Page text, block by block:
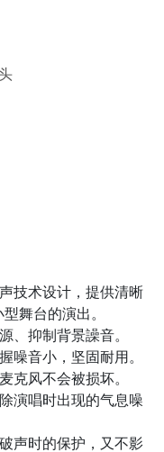
技术设计，提供清晰
舞台的演出。
、抑制背景譟音。
噪音小，坚固耐用。
克风不会被损坏。
演唱时出现的气息噪
声时的保护，又不影